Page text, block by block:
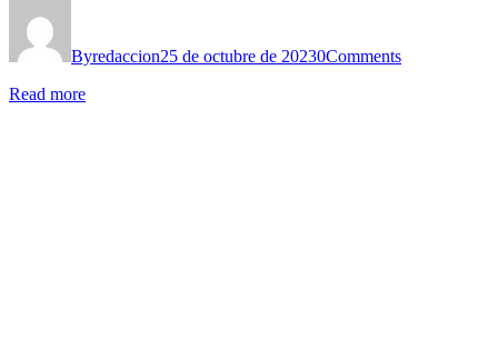
Byredaccion25 de octubre de 20230Comments
Read more